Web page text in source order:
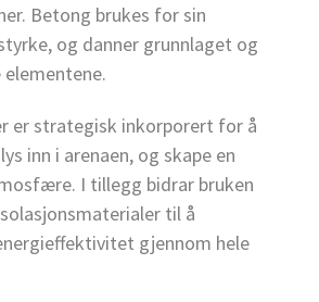
Betong brukes for sin
og danner grunnlaget og
er strategisk inkorporert for å
inn i arenaen, og skape en
I tillegg bidrar bruken
til å
gjennom hele